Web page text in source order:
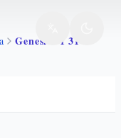
Genesi 1 1 31